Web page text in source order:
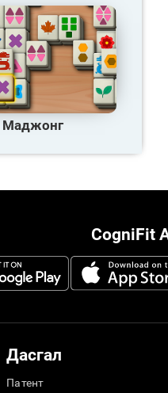
Маджонг
CogniFit
Дасгал
Патент